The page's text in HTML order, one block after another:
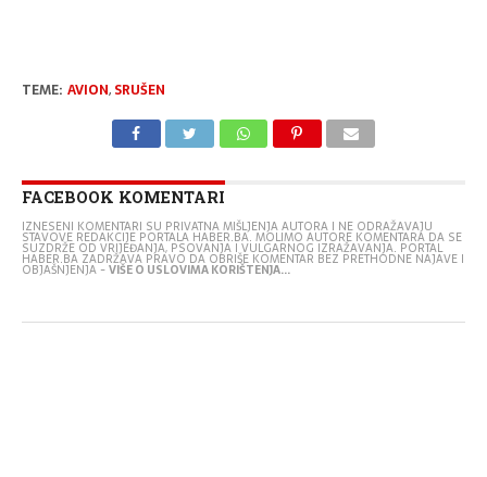
TEME: AVION, SRUŠEN
FACEBOOK KOMENTARI
IZNESENI KOMENTARI SU PRIVATNA MIŠLJENJA AUTORA I NE ODRAŽAVAJU
STAVOVE REDAKCIJE PORTALA HABER.BA. MOLIMO AUTORE KOMENTARA DA SE
SUZDRŽE OD VRIJEĐANJA, PSOVANJA I VULGARNOG IZRAŽAVANJA. PORTAL
HABER.BA ZADRŽAVA PRAVO DA OBRIŠE KOMENTAR BEZ PRETHODNE NAJAVE I
OBJAŠNJENJA -VIŠE O USLOVIMA KORIŠTENJA...